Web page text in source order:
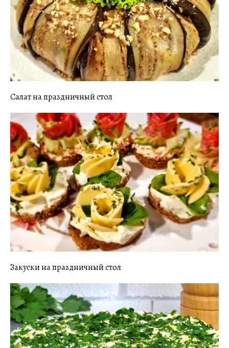
Салат на праздничный стол
Закуски на праздничный стол